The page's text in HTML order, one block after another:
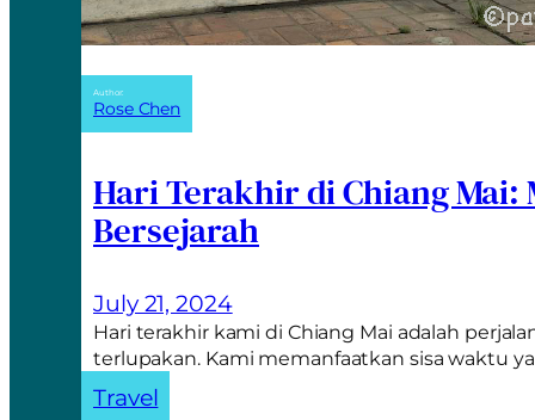
Author:
Rose Chen
Hari Terakhir di Chiang Mai:
Bersejarah
July 21, 2024
Hari terakhir kami di Chiang Mai adalah
terlupakan. Kami memanfaatkan sisa waktu
Travel